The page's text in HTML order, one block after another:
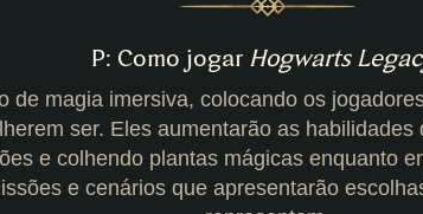
P: Como jogar Hogwarts
de magia imersiva, colocando os
ser. Eles aumentarão as
e colhendo plantas mágicas enquanto
e cenários que apresentarão